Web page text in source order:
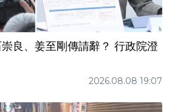
姜至剛傳請辭？ 行政院澄
2026.08.08 19:07